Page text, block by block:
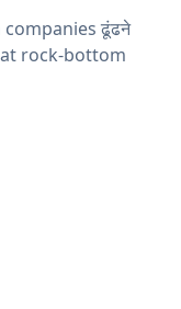
companies ढूंढने
at rock-bottom